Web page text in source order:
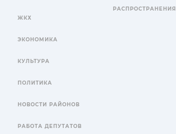
ЖКХ
ЭКОНОМИКА
КУЛЬТУРА
ПОЛИТИКА
НОВОСТИ РАЙОНОВ
РАБОТА ДЕПУТАТОВ
РАСПРОСТРАНЕНИЯ